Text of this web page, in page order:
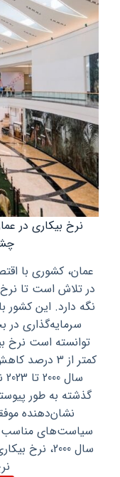
نرخ بیکاری در
عمان، کشوری با
در تلاش است تا
نگه دارد. این
سرمایه‌گذاری
کمتر از 3
گذشته به طور
نشان‌دهنده
سیاست‌های مناسب